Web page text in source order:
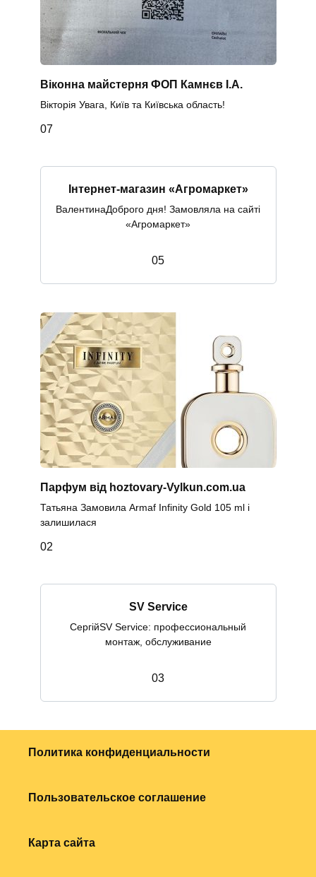
Віконна майстерня ФОП Камнєв І.А.
Вікторія Увага, Київ та Київська область!
07
Інтернет-магазин «Агромаркет»
ВалентинаДоброго дня! Замовляла на сайті
«Агромаркет»
05
Парфум від hoztovary-Vylkun.com.ua
Татьяна Замовила Armaf Infinity Gold 105 ml і
залишилася
02
SV Service
СергійSV Service: профессиональный
монтаж, обслуживание
03
Политика конфиденциальности
Пользовательское соглашение
Карта сайта